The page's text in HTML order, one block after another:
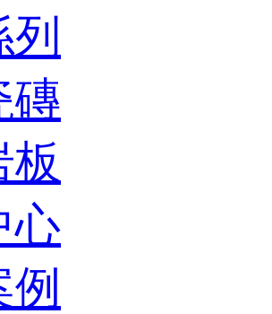
列
磚
板
心
例